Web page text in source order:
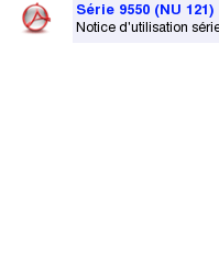
Série 9550 (NU 121)
Notice d'utilisation